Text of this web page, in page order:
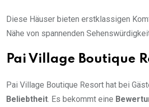
Diese Häuser bieten erstklassigen
Nähe von spannenden
Pai Village Boutique
Pai Village Boutique Resort hat bei
Beliebtheit . Es bekommt eine